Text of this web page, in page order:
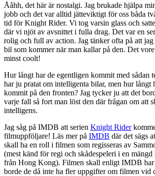
Ååhh, det här är nostalgi. Jag brukade hjälpa
jobb och det var alltid jätteviktigt för oss båda
tid för Knight Rider. Vi tog varsin glass och
där vi njöt av avsnittet i fulla drag. Det var en
rolig och full av action. Jag tänker ofta på att
bil som kommer när man kallar på den. Det
minst coolt!
Hur långt har de egentligen kommit med sådan
har ju pratat om intelligenta bilar, men hur långt
kommit på den fronten? Jag tycker ju att det
varje fall så fort man löst den där frågan om att
intelligens.
Jag såg på IMDB att serien Knight Rider
filmuppföljare! Läs mer på IMDB där det sägs
skall ha en roll i filmen som regisseras av
(mest känd för regi och skådespeleri i en
från Hong Kong). Filmen skall enligt IMDB har
borde de då inte ha fler uppgifter om filmen vid